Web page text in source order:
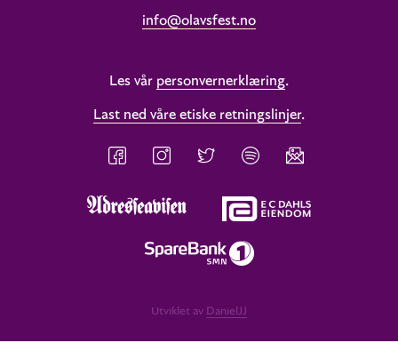
info@olavsfest.no
Les vår personvernerklæring.
Last ned våre etiske retningslinjer.
Utviklet av DanielJJ